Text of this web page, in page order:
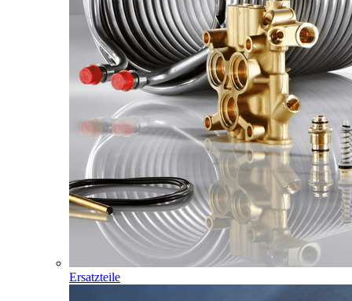
Ersatzteile